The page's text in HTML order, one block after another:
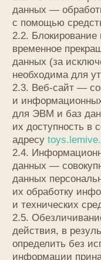
их обработку
и технических средств.
2.5. Обезличивание
действия, в результате
определить без
информации
данных конкретному
субъекту персональных
2.6. Обработка
действие (операция) или
(операций), совершаемых
средств автоматизации
таких средств с
сбор, запись,
хранение, уточнение
извлечение,
(распространение,
обезличивание,
уничтожение
2.7. Оператор —
муниципальный орган,
физическое лицо,
с другими лицами
осуществляющие
данных, а также
персональных данных,
данных, подлежащих
(операции), совершаемые